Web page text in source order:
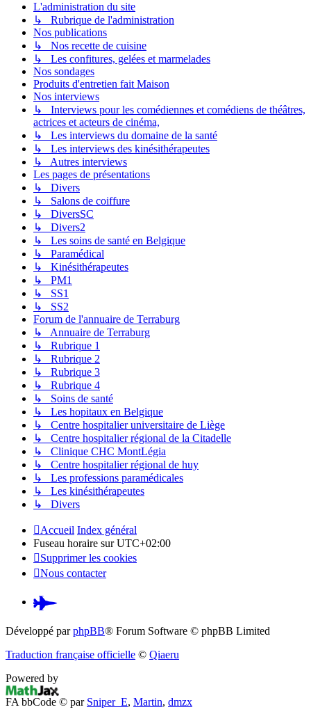
L'administration du site
↳ Rubrique de l'administration
Nos publications
↳ Nos recette de cuisine
↳ Les confitures, gelées et marmelades
Nos sondages
Produits d'entretien fait Maison
Nos interviews
↳ Interviews pour les comédiennes et comédiens de théâtres,
actrices et acteurs de cinéma,
↳ Les interviews du domaine de la santé
↳ Les interviews des kinésithérapeutes
↳ Autres interviews
Les pages de présentations
↳ Divers
↳ Salons de coiffure
↳ DiversSC
↳ Divers2
↳ Les soins de santé en Belgique
↳ Paramédical
↳ Kinésithérapeutes
↳ PM1
↳ SS1
↳ SS2
Forum de l'annuaire de Terraburg
↳ Annuaire de Terraburg
↳ Rubrique 1
↳ Rubrique 2
↳ Rubrique 3
↳ Rubrique 4
↳ Soins de santé
↳ Les hopitaux en Belgique
↳ Centre hospitalier universitaire de Liège
↳ Centre hospitalier régional de la Citadelle
↳ Clinique CHC MontLégia
↳ Centre hospitalier régional de huy
↳ Les professions paramédicales
↳ Les kinésithérapeutes
↳ Divers
Accueil Index général
Fuseau horaire surUTC+02:00
Supprimer les cookies
Nous contacter
Pardus.at
(S’ouvre
nouvel
Développé parphpBB® Forum Software © phpBB Limited
Traduction française officielle © Qiaeru
Powered by
FA bbCode © par Sniper_E, Martin, dmzx